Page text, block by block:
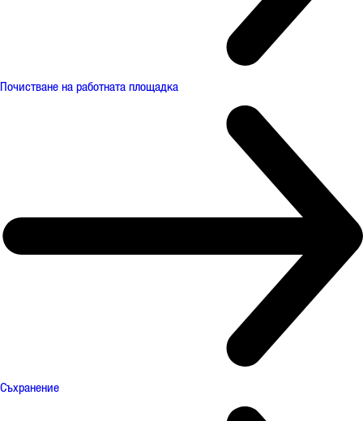
Почистване на работната площадка
Съхранение